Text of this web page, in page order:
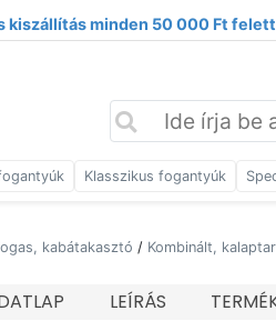
kiszállítás minden 50 000 Ft
Klasszikus fogantyúk
kabátakasztó / Kombinált,
LEÍRÁS